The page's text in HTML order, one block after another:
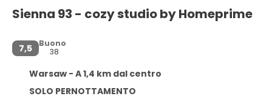
Sienna 93 - cozy studio by Homeprime
7,5
Buono
38
Warsaw - A 1,4 km dal centro
SOLO PERNOTTAMENTO